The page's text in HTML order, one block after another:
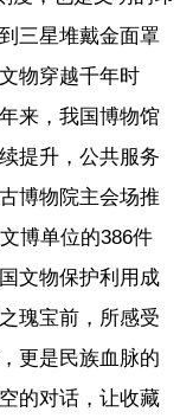
三星堆戴金面罩
物穿越千年时
来，我国博物馆
提升，公共服务
博物院主会场推
博单位的386件
文物保护利用成
瑰宝前，所感受
更是民族血脉的
的对话，让收藏